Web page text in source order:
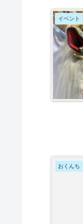
イベント
おくんち